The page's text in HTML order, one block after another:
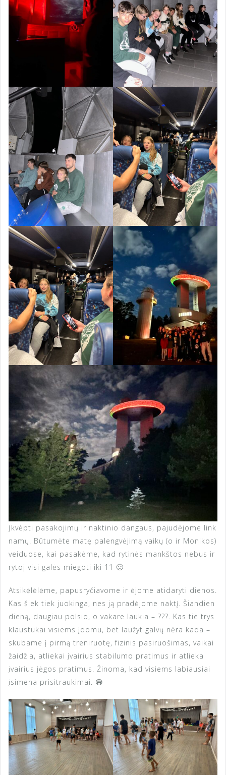
Įkvėpti pasakojimų ir naktinio dangaus, pajudėjome link
namų. Būtumėte matę palengvėjimą vaikų (o ir Monikos)
veiduose, kai pasakėme, kad rytinės mankštos nebus ir
rytoj visi galės miegoti iki 11 🙂
Atsikėlėlėme, papusryčiavome ir ėjome atidaryti dienos.
Kas šiek tiek juokinga, nes ją pradėjome naktį. Šiandien
dieną, daugiau polsio, o vakare laukia – ???. Kas tie trys
klaustukai visiems įdomu, bet laužyt galvų nėra kada –
skubame į pirmą treniruotę, fizinis pasiruošimas, vaikai
žaidžia, atliekai įvairius stabilumo pratimus ir atlieka
įvairius jėgos pratimus. Žinoma, kad visiems labiausiai
įsimena prisitraukimai. 😅